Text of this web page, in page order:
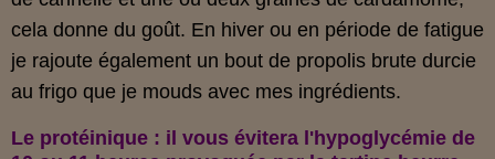
cela donne du goût. En hiver ou en période de fatigue
je rajoute également un bout de propolis brute durcie
au frigo que je mouds avec mes ingrédients.
Le protéinique : il vous évitera l'hypoglycémie de